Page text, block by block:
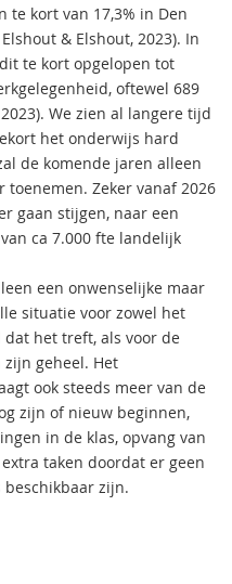
te kort van 17,3% in Den
& Elshout, 2023). In
te kort opgelopen tot
oftewel 689
We zien al langere tijd
het onderwijs hard
de komende jaren alleen
toenemen. Zeker vanaf 2026
gaan stijgen, naar een
ca 7.000 fte landelijk
een onwenselijke maar
situatie voor zowel het
het treft, als voor de
geheel. Het
ook steeds meer van de
zijn of nieuw beginnen,
in de klas, opvang van
taken doordat er geen
beschikbaar zijn.